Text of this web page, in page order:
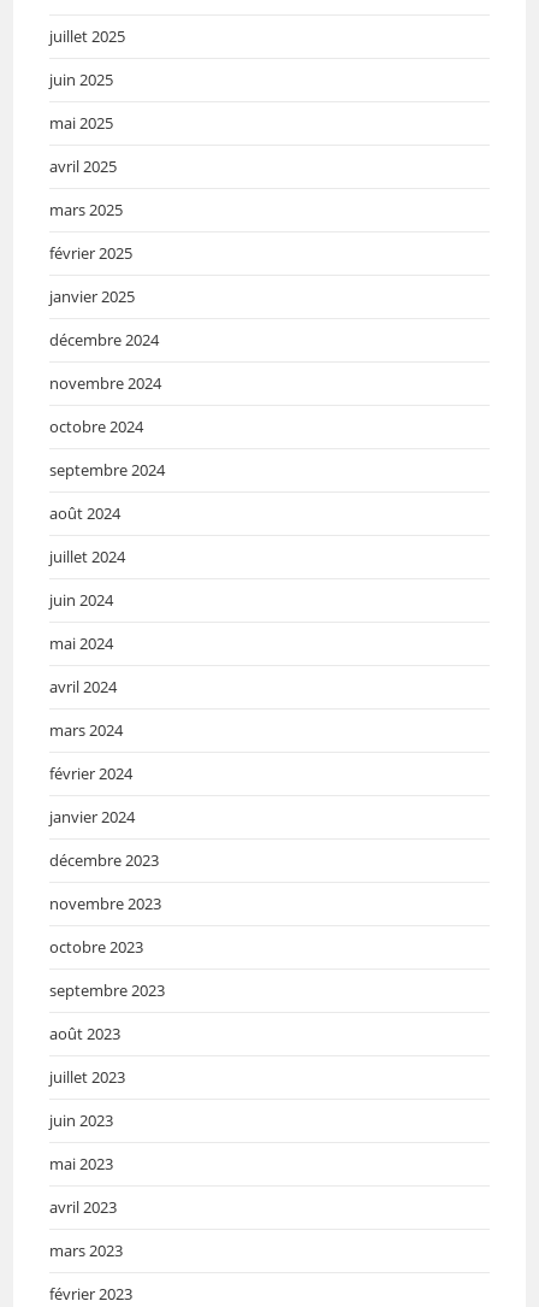
juillet 2025
juin 2025
mai 2025
avril 2025
mars 2025
février 2025
janvier 2025
décembre 2024
novembre 2024
octobre 2024
septembre 2024
août 2024
juillet 2024
juin 2024
mai 2024
avril 2024
mars 2024
février 2024
janvier 2024
décembre 2023
novembre 2023
octobre 2023
septembre 2023
août 2023
juillet 2023
juin 2023
mai 2023
avril 2023
mars 2023
février 2023